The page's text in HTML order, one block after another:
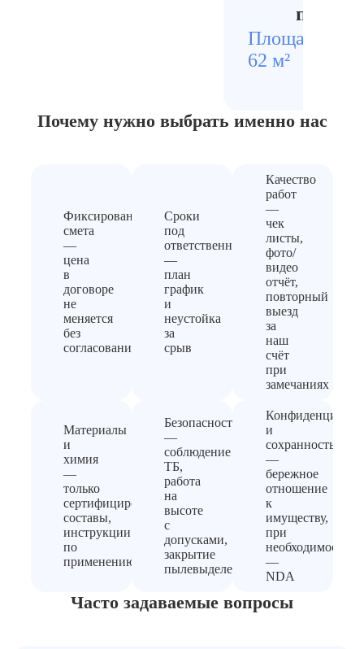
Площадь
62 м²
Почему нужно выбрать именно нас
Фиксированная
смета
—
цена
в
договоре
не
меняется
без
согласования
Сроки
под
ответственность
—
план
график
и
неустойка
за
срыв
Качество
работ
—
чек
листы,
фото/
видео
отчёт,
повторный
выезд
за
наш
счёт
при
замечаниях
Материалы
и
химия
—
только
сертифицированные
составы,
инструкции
по
применению
Безопасность
—
соблюдение
ТБ,
работа
на
высоте
с
допусками,
закрытие
пылевыделения
и
сохранность
—
бережное
отношение
к
имуществу,
при
необходимости
—
NDA
Часто задаваемые вопросы